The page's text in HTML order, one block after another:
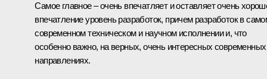
Самое главное – очень впечатляет и оставляет очень
впечатление уровень разработок, причем разработок в
современном техническом и научном исполнении и, что
особенно важно, на верных, очень интересных современных
направлениях.